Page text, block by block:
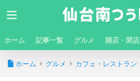
ホーム 記事一覧 グルメ 開店・閉店
ホーム グルメ カフェ・レストラン